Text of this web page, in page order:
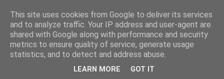
R'n'G Kitchen
This site uses cookies from Google to deliver its services
and to analyze traffic. Your IP address and user-agent are
shared with Google along with performance and security
metrics to ensure quality of service, generate usage
statistics, and to detect and address abuse.
LEARN MORE GOT IT